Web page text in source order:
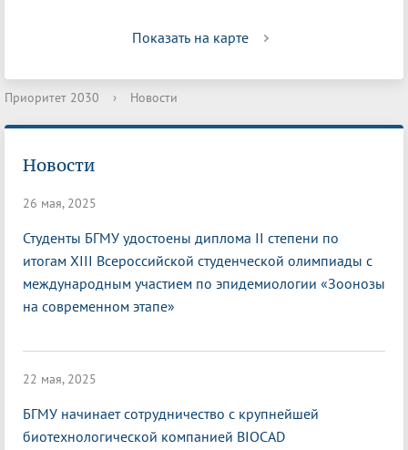
Показать на карте
Приоритет 2030 › Новости
Новости
26 мая, 2025
Студенты БГМУ удостоены диплома II степени по
итогам XIII Всероссийской студенческой олимпиады с
международным участием по эпидемиологии «Зоонозы
на современном этапе»
22 мая, 2025
БГМУ начинает сотрудничество с крупнейшей
биотехнологической компанией BIOCAD